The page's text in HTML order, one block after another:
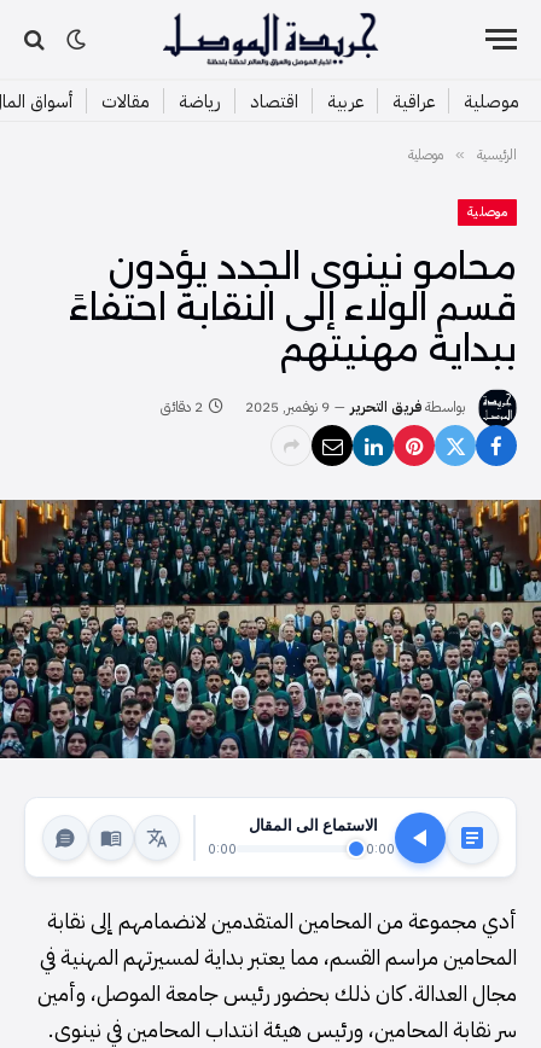
موصلية عراقية عربية اقتصاد رياضة مقالات أسواق
الرئيسية » موصلية
موصلية
محامو نينوى الجدد يؤدون
قسم الولاء إلى النقابة احتفاءً
ببداية مهنيتهم
بواسطةفريق التحرير 9 نوفمبر, 2025 2 دقائق
الاستماع الى المقال
0:00
0:00
أدي مجموعة من المحامين المتقدمين لانضمامهم إلى نقابة
المحامين مراسم القسم، مما يعتبر بداية لمسيرتهم المهنية في
مجال العدالة. كان ذلك بحضور رئيس جامعة الموصل، وأمين
سر نقابة المحامين، ورئيس هيئة انتداب المحامين في نينوى.